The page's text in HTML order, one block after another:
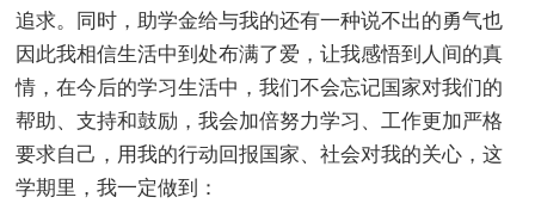
追求。同时，助学金给与我的还有一种说不出的勇气也
因此我相信生活中到处布满了爱，让我感悟到人间的真
情，在今后的学习生活中，我们不会忘记国家对我们的
帮助、支持和鼓励，我会加倍努力学习、工作更加严格
要求自己，用我的行动回报国家、社会对我的关心，这
学期里，我一定做到：